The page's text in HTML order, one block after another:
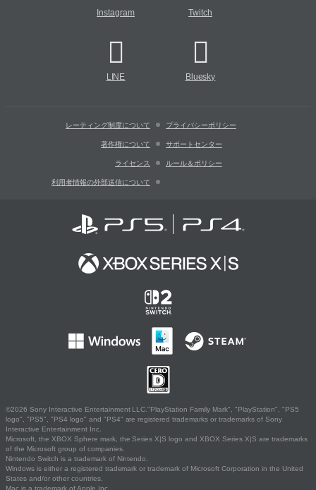
Instagram Twitch
LINE Bluesky
レーティング制度について プライバシーポリシー
著作権について サポートセンター
ライセンス ルール＆ポリシー
利用者情報の外部送信について
©2026 Sony Interactive Entertainment LLC."PlayStation Family Mark", "PlayStation", "PS5
logo", "PS5", "PS4 logo" and "PS4" are registered trademarks or trademarks of Sony
Interactive Entertainment Inc.
Microsoft, the XBOX Sphere mark, the Series X|S logo and XBOX Series X|S are trademarks
of the Microsoft group of companies.
Nintendo Switch is a trademark of Nintendo.
Windows is either a registered trademark or trademark of Microsoft Corporation in the United
States and/or other countries.
Mac is a trademark of Apple Inc.